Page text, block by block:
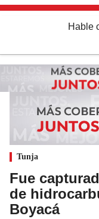
Hable
Tunja
Fue
de
Boyacá